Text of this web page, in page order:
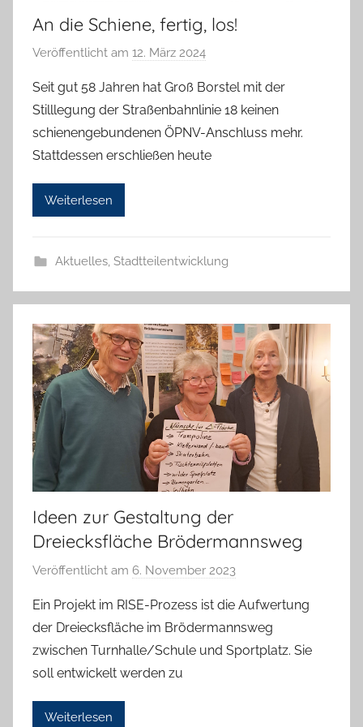
An die Schiene, fertig, los!
Veröffentlicht am 12. März 2024
n
T
a
b
e
a
s
c
h
Seit gut 58 Jahren hat Groß Borstel mit der
Stilllegung der Straßenbahnlinie 18 keinen
schienengebundenen ÖPNV-Anschluss mehr.
Stattdessen erschließen heute
Weiterlesen
Aktuelles, Stadtteilentwicklung
Ideen zur Gestaltung der
Dreiecksfläche Brödermannsweg
Veröffentlicht am 6. November 2023
n
T
a
Ein Projekt im RISE-Prozess ist die Aufwertung
der Dreiecksfläche im Brödermannsweg
zwischen Turnhalle/Schule und Sportplatz. Sie
soll entwickelt werden zu
Weiterlesen